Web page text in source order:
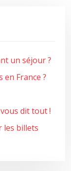
un séjour ?
en France ?
dit tout !
les billets